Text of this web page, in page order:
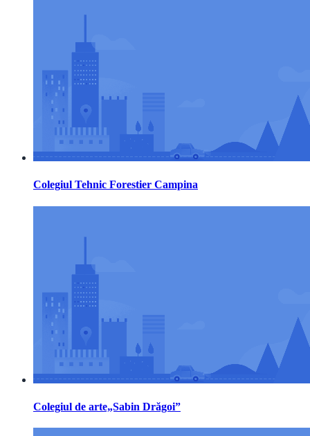
Colegiul Tehnic Forestier Campina
Colegiul de arte„Sabin Drăgoi”